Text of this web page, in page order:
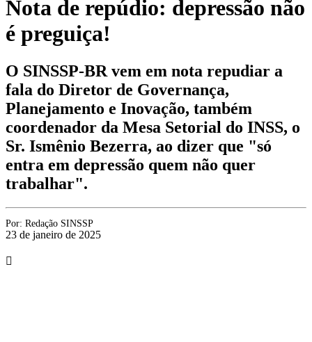
Nota de repúdio: depressão não
é preguiça!
O SINSSP-BR vem em nota repudiar a
fala do Diretor de Governança,
Planejamento e Inovação, também
coordenador da Mesa Setorial do INSS, o
Sr. Ismênio Bezerra, ao dizer que "só
entra em depressão quem não quer
trabalhar".
Por: Redação SINSSP
23 de janeiro de 2025